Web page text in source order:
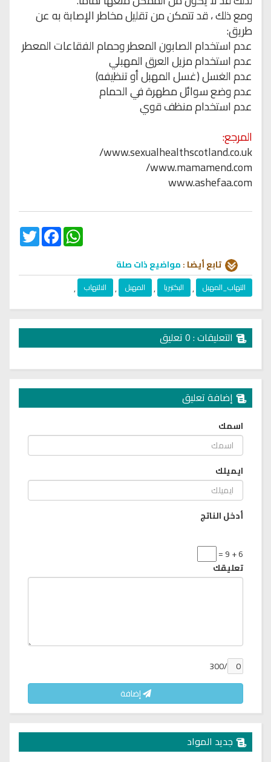
ومع ذلك ، قد تتمكن من تقليل مخاطر الإصابة به عن
طريق:
عدم استخدام الصابون المعطر وحمام الفقاعات المعطر
عدم استخدام مزيل العرق المهبلي
عدم الغسل (غسل المهبل أو تنظيفه)
عدم وضع سوائل مطهرة في الحمام
عدم استخدام منظف قوي
المرجع:
www.sexualhealthscotland.co.uk/
www.mamamend.com/
www.ashefaa.com
Twitter
FacebookWhatsApp
تابع أيضا :مواضيع ذات صلة
التهاب_المهبل , البكتيريا , المهبل , الالتهاب ,
التعليقات : 0 تعليق
إضافة تعليق
اسمك
ايميلك
أدخل الناتج
6 + 9 =
تعليقك
/300
إضافة
جديد المواد